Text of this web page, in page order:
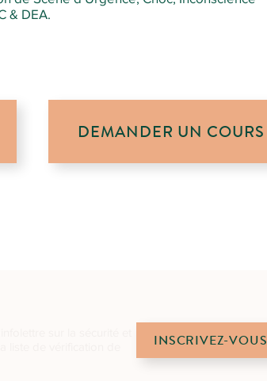
& DEA.
DEMANDER UN COURS
INSCRIVEZ-VOUS